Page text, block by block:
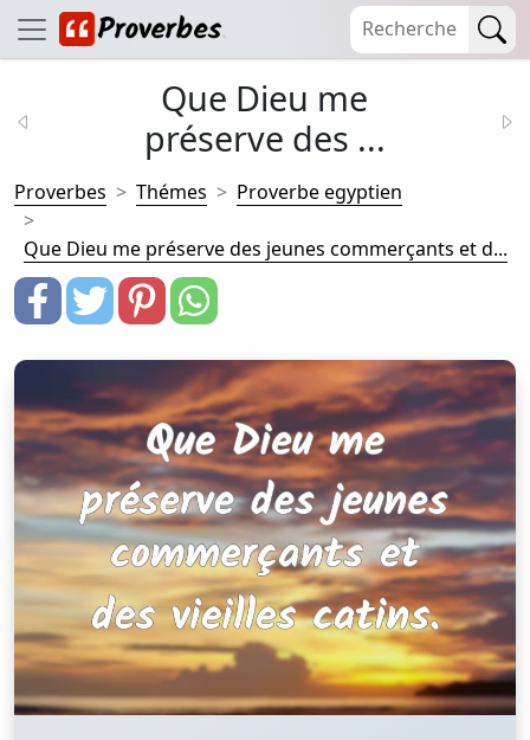
Que Dieu me
préserve des ...
Proverbes Thémes Proverbe egyptien
Que Dieu me préserve des jeunes commerçants et d...